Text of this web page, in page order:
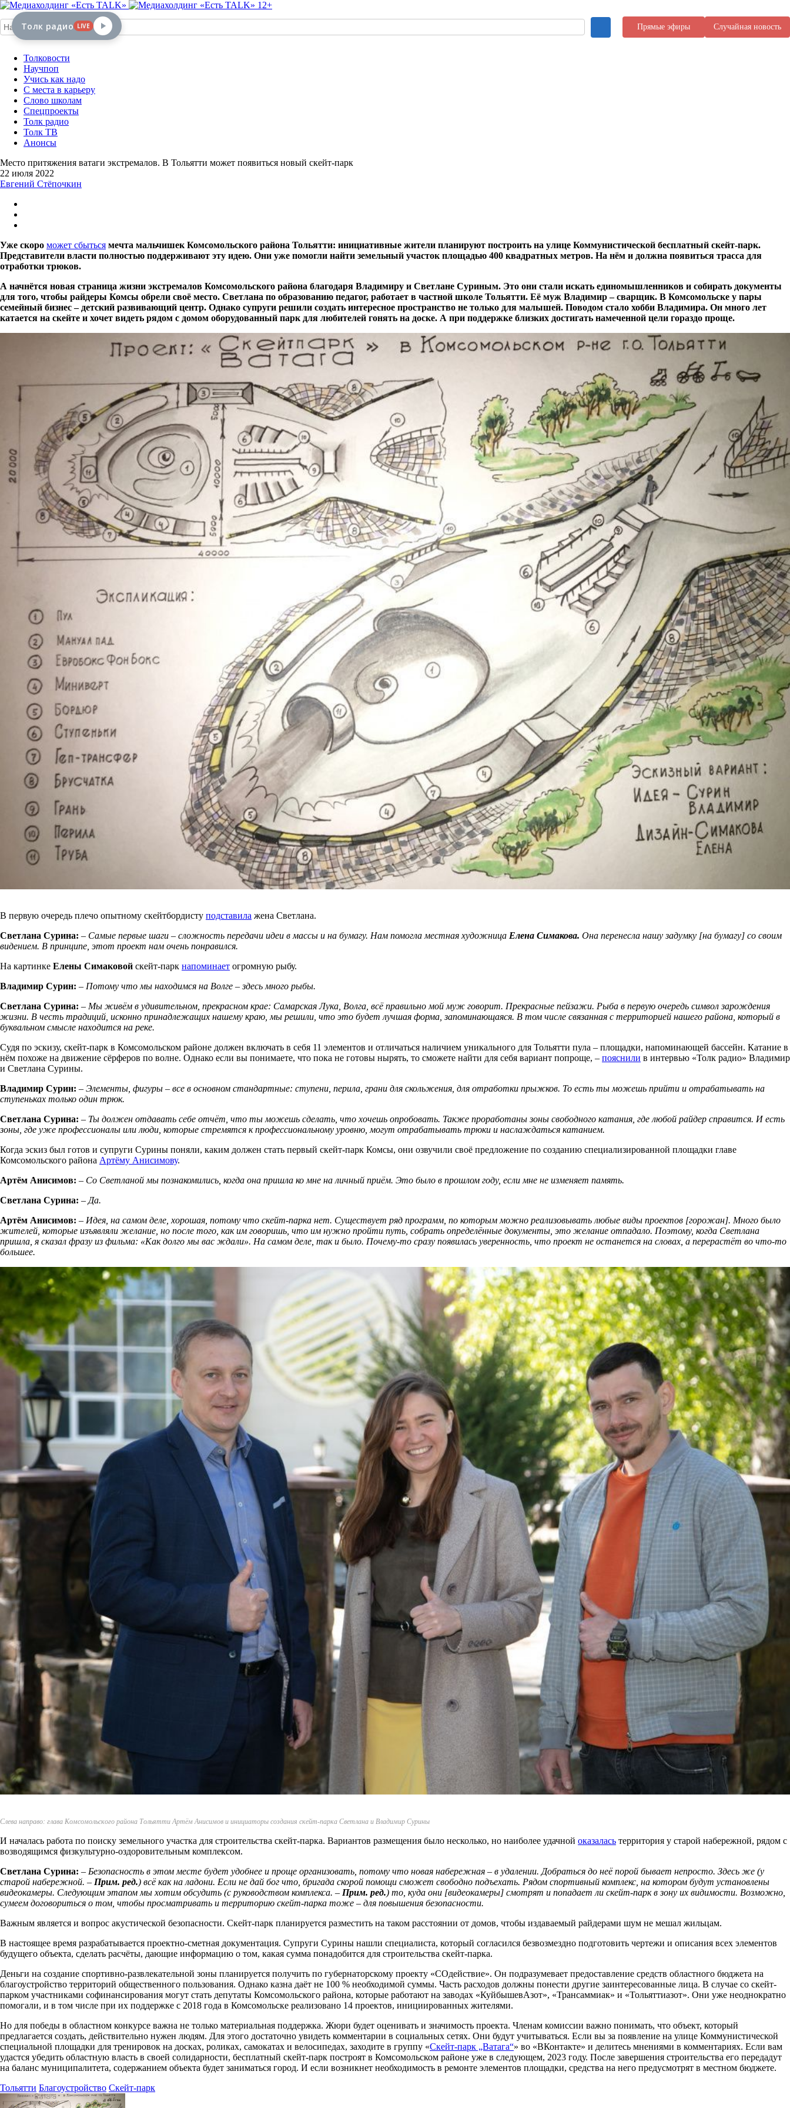
12+
Прямые эфиры Случайная новость
Толковости
Научпоп
Учись как надо
С места в карьеру
Слово школам
Спецпроекты
Толк радио
Толк ТВ
Анонсы
Место притяжения ватаги экстремалов. В Тольятти может появиться новый скейт-парк
22 июля 2022
Евгений Стёпочкин
Уже скоро может сбыться мечта мальчишек Комсомольского района Тольятти: инициативные жители планируют построить на улице Коммунистической бесплатный скейт-парк.
Представители власти полностью поддерживают эту идею. Они уже помогли найти земельный участок площадью 400 квадратных метров. На нём и должна появиться трасса для
отработки трюков.
А начнётся новая страница жизни экстремалов Комсомольского района благодаря Владимиру и Светлане Суриным. Это они стали искать единомышленников и собирать документы
для того, чтобы райдеры Комсы обрели своё место. Светлана по образованию педагог, работает в частной школе Тольятти. Её муж Владимир – сварщик. В Комсомольске у пары
семейный бизнес – детский развивающий центр. Однако супруги решили создать интересное пространство не только для малышей. Поводом стало хобби Владимира. Он много лет
катается на скейте и хочет видеть рядом с домом оборудованный парк для любителей гонять на доске. А при поддержке близких достигать намеченной цели гораздо проще.
В первую очередь плечо опытному скейтбордисту подставила жена Светлана.
Светлана Сурина: – Самые первые шаги – сложность передачи идеи в массы и на бумагу. Нам помогла местная художница Елена Симакова. Она перенесла нашу задумку [на бумагу] со своим
видением. В принципе, этот проект нам очень понравился.
На картинке Елены Симаковой скейт-парк напоминает огромную рыбу.
Владимир Сурин: – Потому что мы находимся на Волге – здесь много рыбы.
Светлана Сурина: – Мы живём в удивительном, прекрасном крае: Самарская Лука, Волга, всё правильно мой муж говорит. Прекрасные пейзажи. Рыба в первую очередь символ зарождения
жизни. В честь традиций, исконно принадлежащих нашему краю, мы решили, что это будет лучшая форма, запоминающаяся. В том числе связанная с территорией нашего района, который в
буквальном смысле находится на реке.
Судя по эскизу, скейт-парк в Комсомольском районе должен включать в себя 11 элементов и отличаться наличием уникального для Тольятти пула – площадки, напоминающей бассейн. Катание в
нём похоже на движение сёрферов по волне. Однако если вы понимаете, что пока не готовы нырять, то сможете найти для себя вариант попроще, – пояснили в интервью «Толк радио» Владимир
и Светлана Сурины.
Владимир Сурин: – Элементы, фигуры – все в основном стандартные: ступени, перила, грани для скольжения, для отработки прыжков. То есть ты можешь прийти и отрабатывать на
ступеньках только один трюк.
Светлана Сурина: – Ты должен отдавать себе отчёт, что ты можешь сделать, что хочешь опробовать. Также проработаны зоны свободного катания, где любой райдер справится. И есть
зоны, где уже профессионалы или люди, которые стремятся к профессиональному уровню, могут отрабатывать трюки и наслаждаться катанием.
Когда эскиз был готов и супруги Сурины поняли, каким должен стать первый скейт-парк Комсы, они озвучили своё предложение по созданию специализированной площадки главе
Комсомольского района Артёму Анисимову.
Артём Анисимов: – Со Светланой мы познакомились, когда она пришла ко мне на личный приём. Это было в прошлом году, если мне не изменяет память.
Светлана Сурина: – Да.
Артём Анисимов: – Идея, на самом деле, хорошая, потому что скейт-парка нет. Существует ряд программ, по которым можно реализовывать любые виды проектов [горожан]. Много было
жителей, которые изъявляли желание, но после того, как им говоришь, что им нужно пройти путь, собрать определённые документы, это желание отпадало. Поэтому, когда Светлана
пришла, я сказал фразу из фильма: «Как долго мы вас ждали». На самом деле, так и было. Почему-то сразу появилась уверенность, что проект не останется на словах, а перерастёт во что-то
большее.
Слева направо: глава Комсомольского района Тольятти Артём Анисимов и инициаторы создания скейт-парка Светлана и Владимир Сурины
И началась работа по поиску земельного участка для строительства скейт-парка. Вариантов размещения было несколько, но наиболее удачной оказалась территория у старой набережной, рядом с
возводящимся физкультурно-оздоровительным комплексом.
Светлана Сурина: – Безопасность в этом месте будет удобнее и проще организовать, потому что новая набережная – в удалении. Добраться до неё порой бывает непросто. Здесь же (у
старой набережной. – Прим. ред.) всё как на ладони. Если не дай бог что, бригада скорой помощи сможет свободно подъехать. Рядом спортивный комплекс, на котором будут установлены
видеокамеры. Следующим этапом мы хотим обсудить (с руководством комплекса. – Прим. ред.) то, куда они [видеокамеры] смотрят и попадает ли скейт-парк в зону их видимости. Возможно,
сумеем договориться о том, чтобы просматривать и территорию скейт-парка тоже – для повышения безопасности.
Важным является и вопрос акустической безопасности. Скейт-парк планируется разместить на таком расстоянии от домов, чтобы издаваемый райдерами шум не мешал жильцам.
В настоящее время разрабатывается проектно-сметная документация. Супруги Сурины нашли специалиста, который согласился безвозмездно подготовить чертежи и описания всех элементов
будущего объекта, сделать расчёты, дающие информацию о том, какая сумма понадобится для строительства скейт-парка.
Деньги на создание спортивно-развлекательной зоны планируется получить по губернаторскому проекту «СОдействие». Он подразумевает предоставление средств областного бюджета на
благоустройство территорий общественного пользования. Однако казна даёт не 100 % необходимой суммы. Часть расходов должны понести другие заинтересованные лица. В случае со скейт-
парком участниками софинансирования могут стать депутаты Комсомольского района, которые работают на заводах «КуйбышевАзот», «Трансаммиак» и «Тольяттиазот». Они уже неоднократно
помогали, и в том числе при их поддержке с 2018 года в Комсомольске реализовано 14 проектов, инициированных жителями.
Но для победы в областном конкурсе важна не только материальная поддержка. Жюри будет оценивать и значимость проекта. Членам комиссии важно понимать, что объект, который
предлагается создать, действительно нужен людям. Для этого достаточно увидеть комментарии в социальных сетях. Они будут учитываться. Если вы за появление на улице Коммунистической
специальной площадки для тренировок на досках, роликах, самокатах и велосипедах, заходите в группу «Скейт-парк „Ватага“» во «ВКонтакте» и делитесь мнениями в комментариях. Если вам
удастся убедить областную власть в своей солидарности, бесплатный скейт-парк построят в Комсомольском районе уже в следующем, 2023 году. После завершения строительства его передадут
на баланс муниципалитета, содержанием объекта будет заниматься город. И если возникнет необходимость в ремонте элементов площадки, средства на него предусмотрят в местном бюджете.
Тольятти Благоустройство Скейт-парк
Толк радио LIVE